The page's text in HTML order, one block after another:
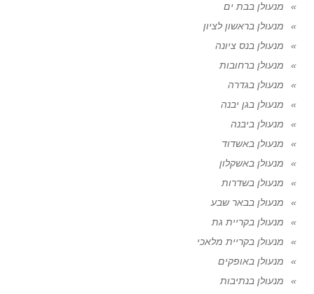
מנעולן בבת ים
מנעולן בראשון לציון
מנעולן בנס ציונה
מנעולן ברחובות
מנעולן בגדרה
מנעולן בגן יבנה
מנעולן ביבנה
מנעולן באשדוד
מנעולן באשקלון
מנעולן בשדרות
מנעולן בבאר שבע
מנעולן בקריית גת
מנעולן בקריית מלאכי
מנעולן באופקים
מנעולן בנתיבות